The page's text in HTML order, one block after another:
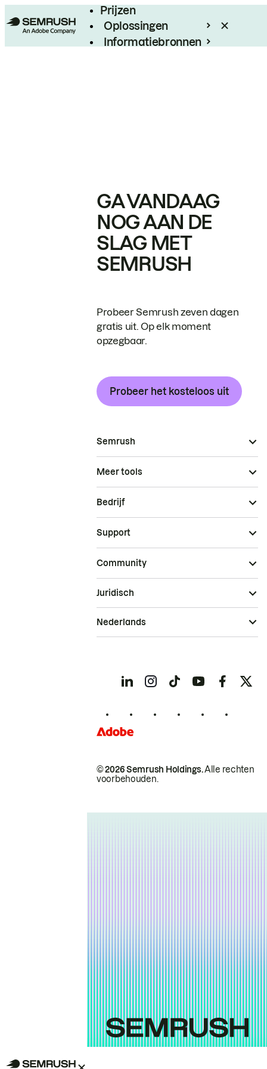
Prijzen
Oplossingen
Informatiebronnen
GA VANDAAG
NOG AAN DE
SLAG MET
SEMRUSH
Probeer Semrush zeven dagen
gratis uit. Op elk moment
opzegbaar.
Probeer het kosteloos uit
Semrush
Meer tools
Bedrijf
Support
Community
© 2026 Semrush Holdings.Alle rechten
voorbehouden.
Juridisch
Nederlands